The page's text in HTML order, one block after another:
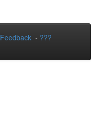
Feedback - ???